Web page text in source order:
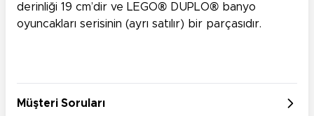
derinliği 19 cm’dir ve LEGO® DUPLO® banyo
oyuncakları serisinin (ayrı satılır) bir parçasıdır.
Müşteri Soruları